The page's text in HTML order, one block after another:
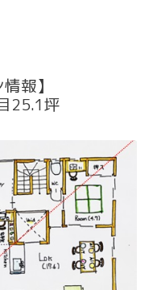
報】
25.1坪